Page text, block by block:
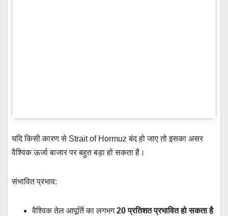
यदि किसी कारण से Strait of Hormuz बंद हो जाए तो इसका असर
वैश्विक ऊर्जा बाजार पर बहुत बड़ा हो सकता है।
संभावित प्रभाव:
वैश्विक तेल आपूर्ति का लगभग20 प्रतिशत प्रभावित हो सकता है